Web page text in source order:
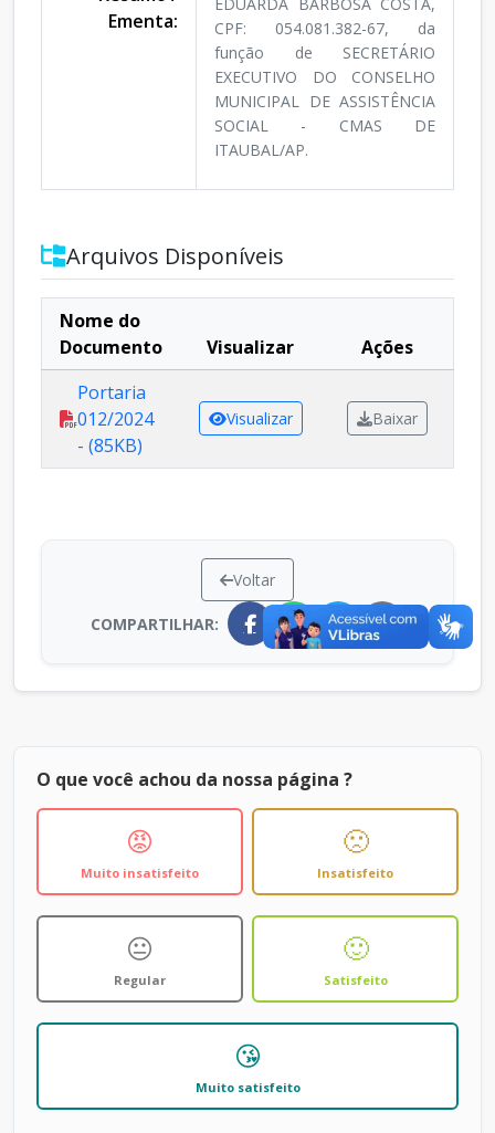
Ementa:
CPF: 054.081.382-67, da
função de SECRETÁRIO
EXECUTIVO DO CONSELHO
MUNICIPAL DE ASSISTÊNCIA
SOCIAL - CMAS DE
ITAUBAL/AP.
Arquivos Disponíveis
Nome do
Documento
Visualizar
Ações
Portaria
012/2024
- (85KB)
Visualizar Baixar
Voltar
COMPARTILHAR:
O que você achou da nossa página ?
😡
Muito insatisfeito
🙁
Insatisfeito
😐
Regular
🙂
Satisfeito
😘
Muito satisfeito